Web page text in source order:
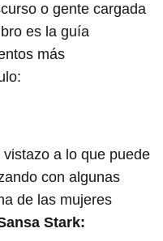
o gente cargada
es la guía
más
a lo que puede
con algunas
de las mujeres
Stark: